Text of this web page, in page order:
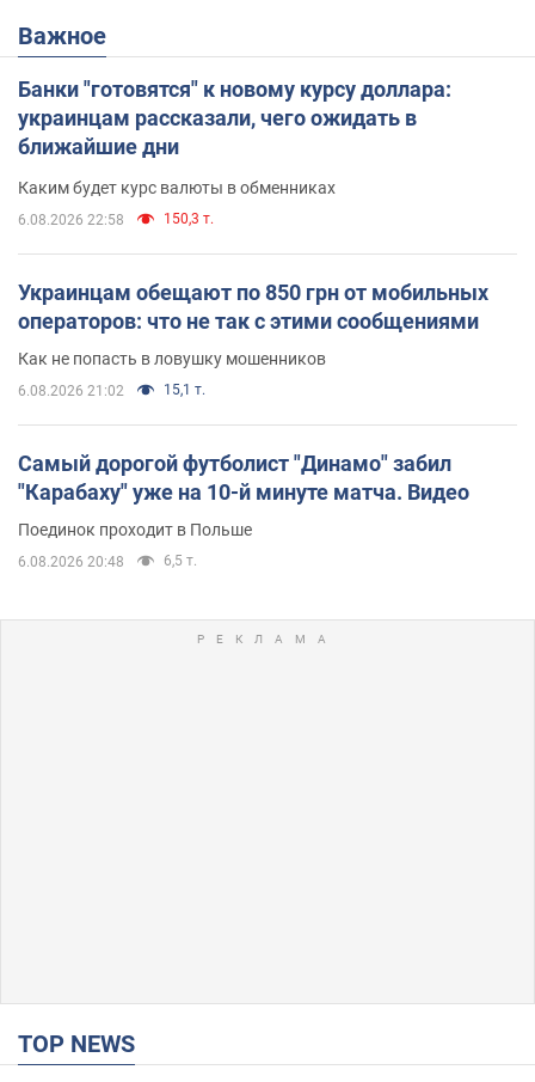
Важное
Банки "готовятся" к новому курсу доллара:
украинцам рассказали, чего ожидать в
ближайшие дни
Каким будет курс валюты в обменниках
6.08.2026 22:58 150,3 т.
Украинцам обещают по 850 грн от мобильных
операторов: что не так с этими сообщениями
Как не попасть в ловушку мошенников
6.08.2026 21:02 15,1 т.
Самый дорогой футболист "Динамо" забил
"Карабаху" уже на 10-й минуте матча. Видео
Поединок проходит в Польше
6.08.2026 20:48 6,5 т.
TOP NEWS